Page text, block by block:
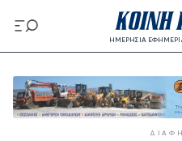
προς
το
περιεχόμενο
ΗΜΕΡΗΣΙΑ
προς
το
κυρίως